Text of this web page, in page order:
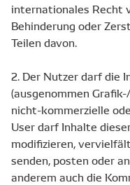
internationales Recht
Behinderung oder
Teilen davon.
2. Der Nutzer darf die
(ausgenommen
nicht-kommerzielle
User darf Inhalte
modifizieren,
senden, posten oder
anderem auch die